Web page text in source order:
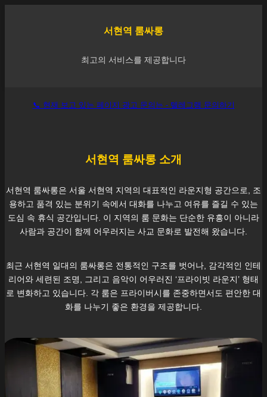
서현역 룸싸롱
최고의 서비스를 제공합니다
📞 현재 보고 있는 페이지 광고 문의는 - 텔레그램 문의하기
서현역 룸싸롱 소개
서현역 룸싸롱은 서울 서현역 지역의 대표적인 라운지형 공간으로, 조
용하고 품격 있는 분위기 속에서 대화를 나누고 여유를 즐길 수 있는
도심 속 휴식 공간입니다. 이 지역의 룸 문화는 단순한 유흥이 아니라
사람과 공간이 함께 어우러지는 사교 문화로 발전해 왔습니다.
최근 서현역 일대의 룸싸롱은 전통적인 구조를 벗어나, 감각적인 인테
리어와 세련된 조명, 그리고 음악이 어우러진 ‘프라이빗 라운지’ 형태
로 변화하고 있습니다. 각 룸은 프라이버시를 존중하면서도 편안한 대
화를 나누기 좋은 환경을 제공합니다.